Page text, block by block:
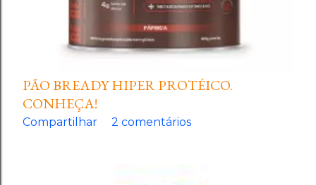
PÃO BREADY HIPER PROTÉICO.
CONHEÇA!
Compartilhar 2 comentários